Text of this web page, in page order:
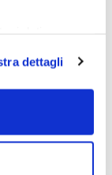
visione
la
tutti” presti
revocare in
dettagli
(con Lee
(2020),
l’Apocalisse
Hocus